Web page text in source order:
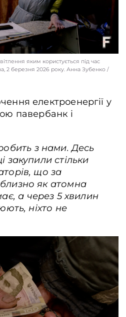
1 березня 2026 року. Анна Зубенко /
яким користується під час
2 березня 2026 року. Анна Зубенко /
електроенергії у
павербанк і
з нами. Десь
закупили стільки
що за
як атомна
а через 5 хвилин
ніхто не